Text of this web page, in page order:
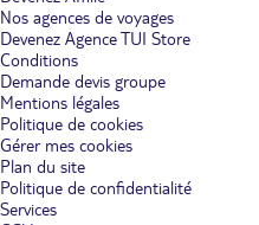
Nos agences de voyages
Devenez Agence TUI Store
Conditions
Demande devis groupe
Mentions légales
Politique de cookies
Gérer mes cookies
Plan du site
Politique de confidentialité
Services